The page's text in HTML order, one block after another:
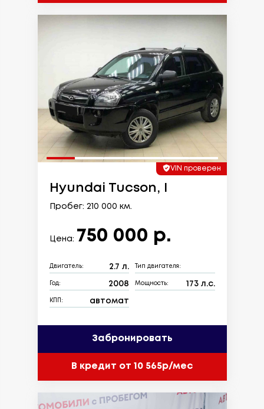
VIN проверен
Hyundai Tucson, I
Пробег: 210 000 км.
Цена: 750 000 р.
Двигатель: 2.7 л. Тип двигателя:
Год: 2008 Мощность: 173 л.с.
КПП: автомат
Забронировать
В кредит от 10 565р/мес